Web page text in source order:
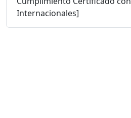
Internacionales]